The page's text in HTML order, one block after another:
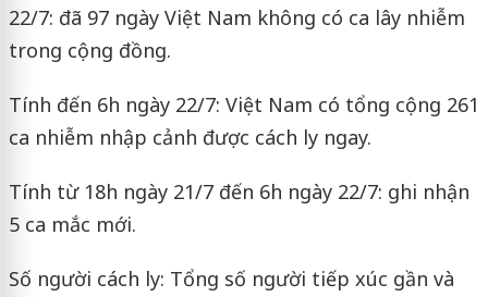
22/7: đã 97 ngày Việt Nam không có ca lây nhiễm
trong cộng đồng.
Tính đến 6h ngày 22/7: Việt Nam có tổng cộng 261
ca nhiễm nhập cảnh được cách ly ngay.
Tính từ 18h ngày 21/7 đến 6h ngày 22/7: ghi nhận
5 ca mắc mới.
Số người cách ly: Tổng số người tiếp xúc gần và